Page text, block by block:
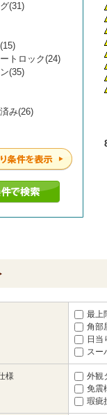
(31)
トロック(24)
(35)
み(26)
最上
角部
日当
スー
様 外観
免震
瑕疵